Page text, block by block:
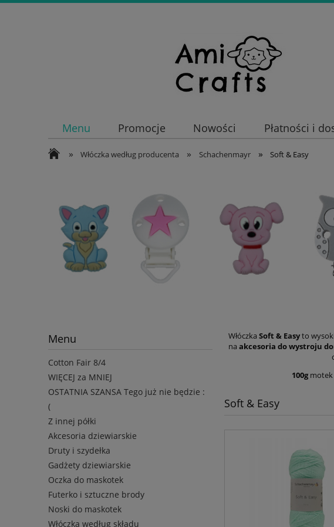
Menu Promocje Nowości Płatności i
» Włóczka według producenta » Schachenmayr » Soft & Easy
Menu
Cotton Fair 8/4
WIĘCEJ za MNIEJ
OSTATNIA SZANSA Tego już nie będzie :
(
Z innej półki
Akcesoria dziewiarskie
Druty i szydełka
Gadżety dziewiarskie
Oczka do maskotek
Futerko i sztuczne brody
Noski do maskotek
Włóczka według składu
Włóczka Soft & Easyto
na akcesoria do wystroju
100g
Soft & Easy